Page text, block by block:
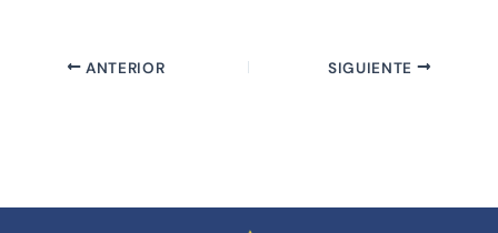
ANTERIOR SIGUIENTE